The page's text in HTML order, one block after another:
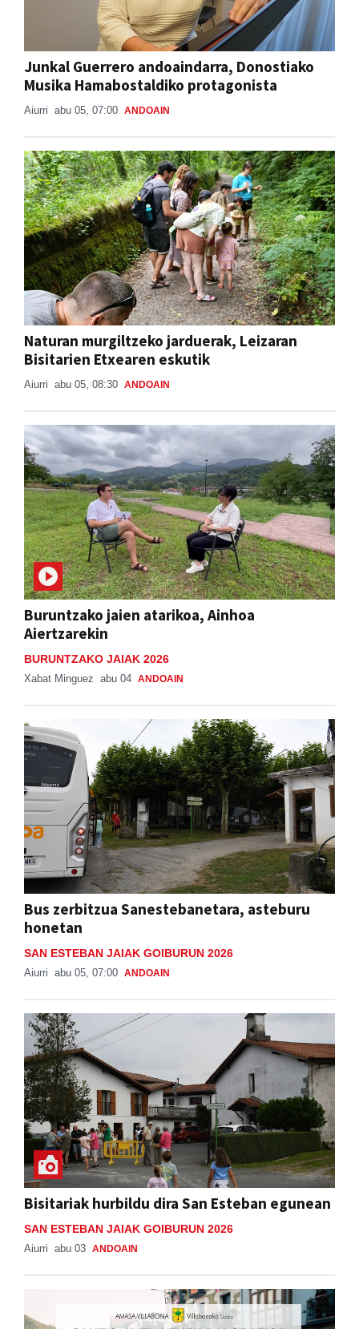
Junkal Guerrero andoaindarra, Donostiako
Musika Hamabostaldiko protagonista
Aiurri abu 05, 07:00 ANDOAIN
Naturan murgiltzeko jarduerak, Leizaran
Bisitarien Etxearen eskutik
Aiurri abu 05, 08:30 ANDOAIN
Buruntzako jaien atarikoa, Ainhoa
Aiertzarekin
BURUNTZAKO JAIAK 2026
Xabat Minguez abu 04 ANDOAIN
Bus zerbitzua Sanestebanetara, asteburu
honetan
SAN ESTEBAN JAIAK GOIBURUN 2026
Aiurri abu 05, 07:00 ANDOAIN
Bisitariak hurbildu dira San Esteban egunean
SAN ESTEBAN JAIAK GOIBURUN 2026
Aiurri abu 03 ANDOAIN